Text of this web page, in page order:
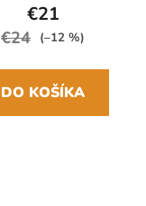
€21
€24 (–12 %)
DO KOŠÍKA